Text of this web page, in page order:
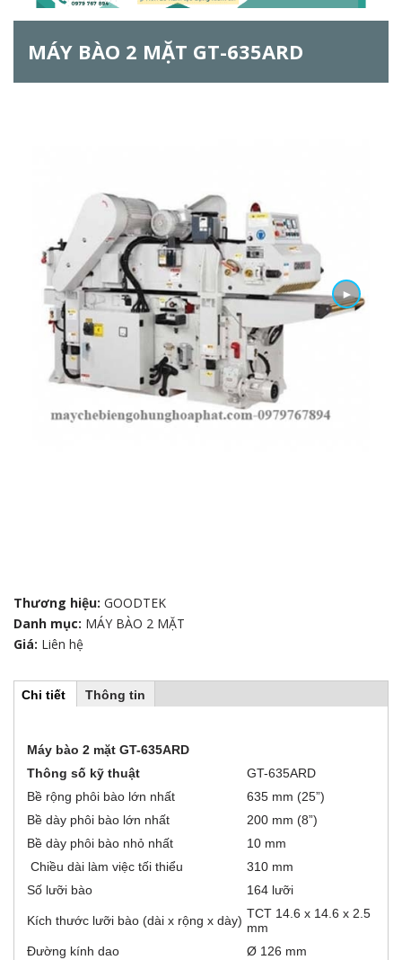
ẫ
MÁY BÀO 2 MẶT GT-635ARD
►
Thương hiệu: GOODTEK
Danh mục: MÁY BÀO 2 MẶT
Giá: Liên hệ
o
o
n
Chi tiết
h
ạ
t
ộ
n
g
)
Thông tin
Máy bào 2 mặt GT-635ARD
Thông số kỹ thuật
GT-635ARD
Bề rộng phôi bào lớn nhất
635 mm (25”)
Bề dày phôi bào lớn nhất
200 mm (8”)
Bề dày phôi bào nhỏ nhất
10 mm
Chiều dài làm việc tối thiểu
310 mm
Số lưỡi bào
164 lưỡi
Kích thước lưỡi bào (dài x rộng x dày) TCT 14.6 x 14.6 x 2.5
mm
Đường kính dao
Ø 126 mm